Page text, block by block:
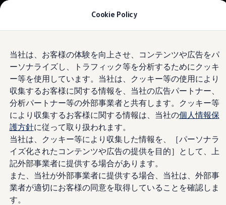
Cookie Policy
当社は、お客様の体験を向上させ、コンテンツや広告をパ
ーソナライズし、トラフィック等を分析するためにクッキ
ー等を使用しています。当社は、クッキー等の使用により
収集するお客様に関する情報を、当社の広告パートナー、
分析パートナー等の外部事業者と共有します。クッキー等
により収集するお客様に関する情報は、当社の個人情報保
護方針に従って取り扱われます。
当社は、クッキー等により収集した情報を、［パーソナラ
イズ化されたコンテンツや広告の提供を目的］として、上
記外部事業者に提供する場合があります。
また、当社が外部事業者に提供する場合、当社は、外部事
業者が適切にお客様の同意を取得していることを確認しま
す。
main
content
to
footer
モデル＆見積りシミュレーション
セーフティ マイスター
ID. Buzz
T-Cross
Tiguan
Golf
Golf GTI
Golf R
Golf Variant
Golf R Variant
Passat
ID.4
Polo
Polo GTI
Golf Touran
T-Roc
T-Roc R
フォルクスワーゲンマガジン
キャンペーン/イベント
Volkswagen札幌東
4.8|365 レビュー